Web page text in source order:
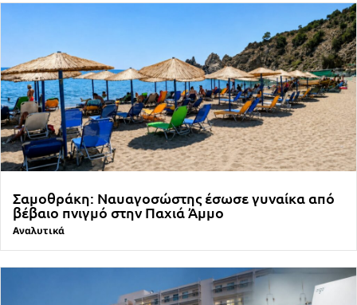
Σαμοθράκη: Ναυαγοσώστης έσωσε γυναίκα από
βέβαιο πνιγμό στην Παχιά Άμμο
Αναλυτικά